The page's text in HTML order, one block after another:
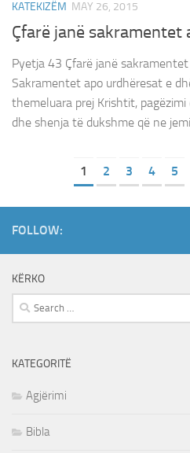
KATEKIZËM MAY 26, 2015
Çfarë janë sakramentet
Pyetja 43 Çfarë janë
Sakramentet apo urdhëresat e
themeluara prej Krishtit,
dhe shenja të dukshme që ne
1 2 3 4 5
FOLLOW:
KËRKO
Search
for:
KATEGORITË
Agjërimi
Bibla